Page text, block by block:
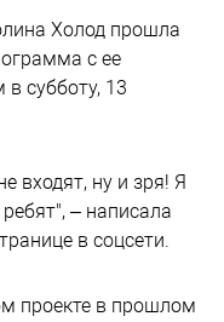
Холод прошла
с ее
субботу, 13
входят, ну и зря! Я
– написала
в соцсети.
проекте в прошлом